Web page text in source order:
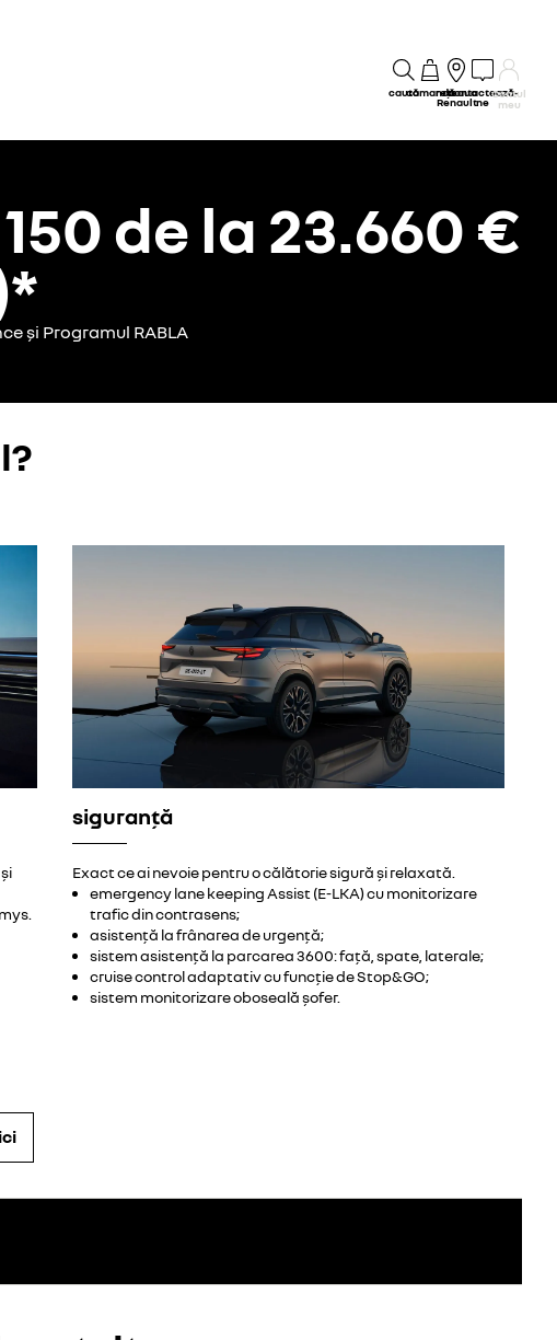
cautăcomandărețeaua
Renault
contactează-
ne
Contul
meu
de la 23.660 €
și Programul RABLA
siguranță
Exact ce ai nevoie pentru o călătorie sigură și relaxată.
emergency lane keeping Assist (E-LKA) cu monitorizare
trafic din contrasens;
asistență la frânarea de urgență;
sistem asistență la parcarea 3600: față, spate, laterale;
cruise control adaptativ cu funcție de Stop&GO;
sistem monitorizare oboseală șofer.